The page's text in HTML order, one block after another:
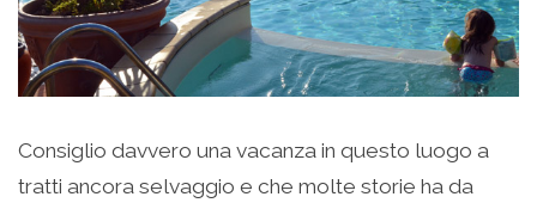
Consiglio davvero una vacanza in questo luogo a
tratti ancora selvaggio e che molte storie ha da